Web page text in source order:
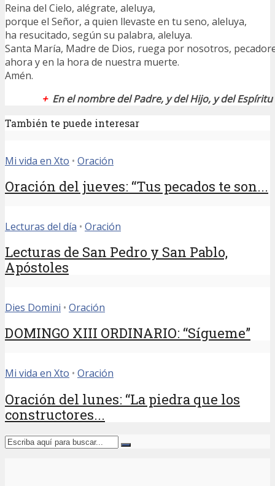
Reina del Cielo, alégrate, aleluya,
porque el Señor, a quien llevaste en tu seno, aleluya,
ha resucitado, según su palabra, aleluya.
Santa María, Madre de Dios, ruega por nosotros,
ahora y en la hora de nuestra muerte.
Amén.
+En el nombre del Padre, y del Hijo, y del Espíritu
También te puede interesar
Mi vida en Xto • Oración
Oración del jueves: “Tus pecados te son...
Lecturas del día • Oración
Lecturas de San Pedro y San Pablo,
Apóstoles
Dies Domini • Oración
DOMINGO XIII ORDINARIO: “Sígueme”
Mi vida en Xto • Oración
Oración del lunes: “La piedra que los
constructores...